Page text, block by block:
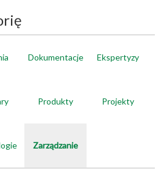
Dokumentacje Ekspertyzy
Produkty Projekty
Zarządzanie